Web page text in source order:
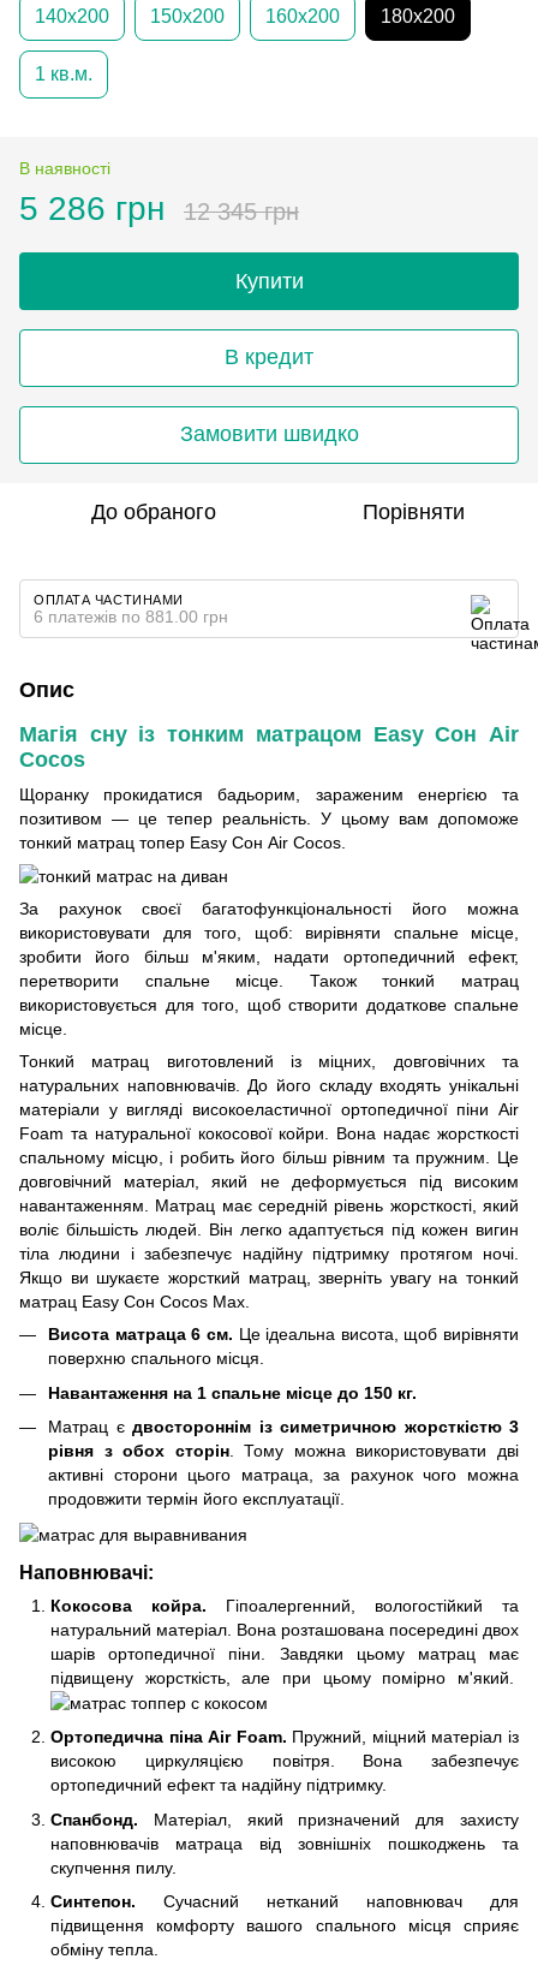
140х200 150х200 160х200 180х200
1 кв.м.
В наявності
5 286 грн 12 345 грн
Купити
В кредит
Замовити швидко
До обраного Порівняти
ОПЛАТА ЧАСТИНАМИ
6 платежів по 881.00 грн
Опис
Магія сну із тонким матрацом Easy Сон Air
Cocos
Щоранку прокидатися бадьорим, зараженим енергією та
позитивом — це тепер реальність. У цьому вам допоможе
тонкий матрац топер Easy Сон Air Cocos.
За рахунок своєї багатофункціональності його можна
використовувати для того, щоб: вирівняти спальне місце,
зробити його більш м'яким, надати ортопедичний ефект,
перетворити спальне місце. Також тонкий матрац
використовується для того, щоб створити додаткове спальне
місце.
Тонкий матрац виготовлений із міцних, довговічних та
натуральних наповнювачів. До його складу входять унікальні
матеріали у вигляді високоеластичної ортопедичної піни Air
Foam та натуральної кокосової койри. Вона надає жорсткості
спальному місцю, і робить його більш рівним та пружним. Це
довговічний матеріал, який не деформується під високим
навантаженням. Матрац має середній рівень жорсткості, який
воліє більшість людей. Він легко адаптується під кожен вигин
тіла людини і забезпечує надійну підтримку протягом ночі.
Якщо ви шукаєте жорсткий матрац, зверніть увагу на тонкий
матрац Easy Сон Cocos Max.
Висота матраца 6 см. Це ідеальна висота, щоб вирівняти
поверхню спального місця.
Навантаження на 1 спальне місце до 150 кг.
Матрац є двостороннім із симетричною жорсткістю 3
рівня з обох сторін. Тому можна використовувати дві
активні сторони цього матраца, за рахунок чого можна
продовжити термін його експлуатації.
Наповнювачі:
Кокосова койра. Гіпоалергенний, вологостійкий та
натуральний матеріал. Вона розташована посередині двох
шарів ортопедичної піни. Завдяки цьому матрац має
підвищену жорсткість, але при цьому помірно м'який.
Ортопедична піна Air Foam. Пружний, міцний матеріал із
високою циркуляцією повітря. Вона забезпечує
ортопедичний ефект та надійну підтримку.
Спанбонд. Матеріал, який призначений для захисту
наповнювачів матраца від зовнішніх пошкоджень та
скупчення пилу.
Синтепон. Сучасний нетканий наповнювач для
підвищення комфорту вашого спального місця сприяє
обміну тепла.